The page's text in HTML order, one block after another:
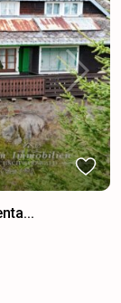
Next